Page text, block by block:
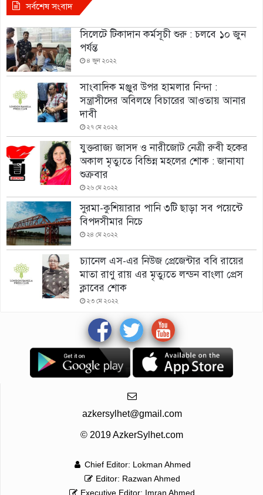
সর্বশেষ সংবাদ
সিলেটে টিকাদান কর্মসূচী শুরু : চলবে ১০ জুন
পর্যন্ত
৪ জুন ২০২২
সাংবাদিক মঞ্জুর উপর হামলার নিন্দা :
সন্ত্রাসীদের অবিলম্বে বিচারের আওতায় আনার
দাবী
২৭ মে ২০২২
যুক্তরাজ্য জাসদ ও নারীজোট নেত্রী রুবী হকের
অকাল মৃত্যুতে বিভিন্ন মহলের শোক : জানাযা
শুক্রবার
২৬ মে ২০২২
সুরমা-কুশিয়ারার পানি ৩টি ছাড়া সব পয়েন্টে
বিপদসীমার নিচে
২৪ মে ২০২২
চ্যানেল এস-এর নিউজ প্রেজেন্টার ববি রায়ের
মাতা রাণু রায় এর মৃত্যুতে লন্ডন বাংলা প্রেস
ক্লাবের শোক
২৩ মে ২০২২
azkersylhet@gmail.com
© 2019 AzkerSylhet.com
Chief Editor: Lokman Ahmed
Editor: Razwan Ahmed
Executive Editor: Imran Ahmed